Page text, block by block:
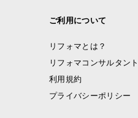
ご利用について
リフォマとは？
リフォマコンサルタン
利用規約
プライバシーポリシー